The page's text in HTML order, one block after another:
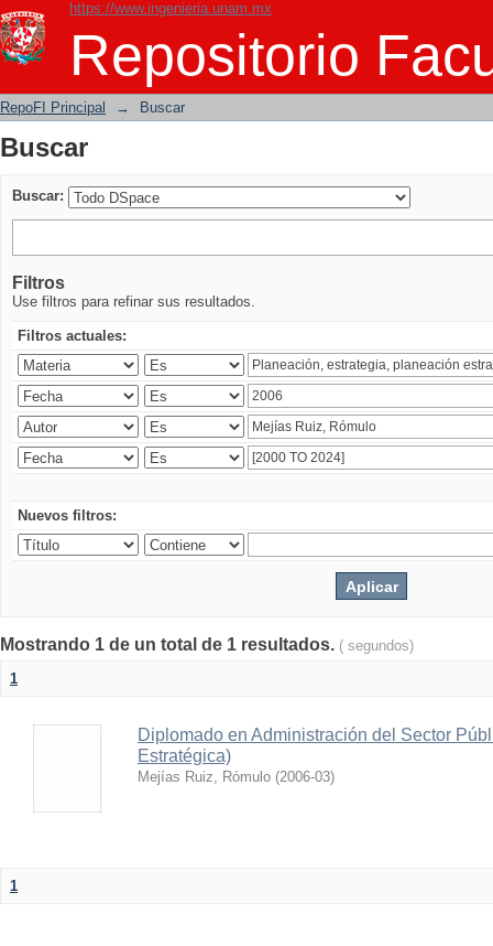
https://www.ingenieria.unam.mx
Repositorio
Buscar
RepoFI Principal → Buscar
Buscar
Buscar:
Filtros
Use filtros para refinar sus resultados.
Filtros actuales:
Nuevos filtros:
Mostrando 1 de un total de 1 resultados. ( segundos)
1
Diplomado en Administración del Sector
Estratégica)
Mejías Ruiz, Rómulo (2006-03)
1